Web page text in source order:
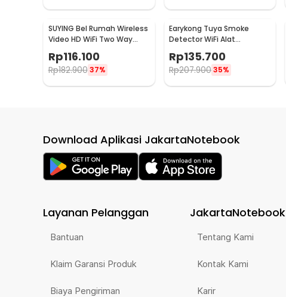
SUYING Bel Rumah Wireless
Video HD WiFi Two Way
Audio Doorbell - Z20
Rp116.100
Rp182.900 37%
Earykong Tuya Smoke
Detector WiFi Alat
Pendeteksi Asap
Kebakaran 85dB - TYSM-01
Rp135.700
Rp207.90035%
Download Aplikasi JakartaNotebook
Layanan Pelanggan
Bantuan
Klaim Garansi Produk
Biaya Pengiriman
JakartaNotebook
Tentang Kami
Kontak Kami
Karir